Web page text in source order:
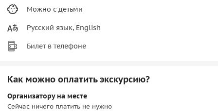
Можно с детьми
Русский язык, English
Билет в телефоне
Как можно оплатить экскурсию?
Организатору на месте
Сейчас ничего платить не нужно